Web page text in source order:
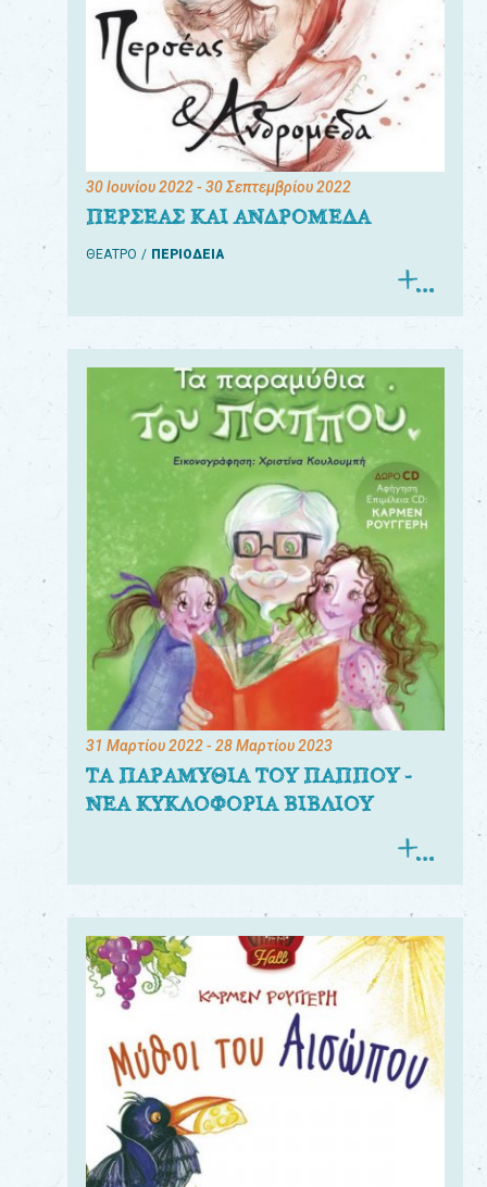
30 Ιουνίου 2022- 30 Σεπτεμβρίου 2022
ΠΕΡΣΕΑΣ ΚΑΙ ΑΝΔΡΟΜΕΔΑ
ΘΕΑΤΡΟ ΠΕΡΙΟΔΕΙΑ
31 Μαρτίου 2022- 28 Μαρτίου 2023
ΤΑ ΠΑΡΑΜΥΘΙΑ ΤΟΥ ΠΑΠΠΟΥ -
ΝΕΑ ΚΥΚΛΟΦΟΡΙΑ ΒΙΒΛΙΟΥ